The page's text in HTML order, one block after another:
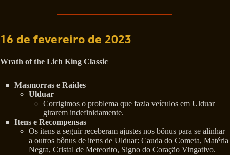
16 de fevereiro de 2023
Wrath of the Lich King Classic
Masmorras e Raides
Ulduar
Corrigimos o problema que fazia veículos em Ulduar
girarem indefinidamente.
Itens e Recompensas
Os itens a seguir receberam ajustes nos bônus para se alinhar
a outros bônus de itens de Ulduar: Cauda do Cometa, Matéria
Negra, Cristal de Meteorito, Signo do Coração Vingativo.